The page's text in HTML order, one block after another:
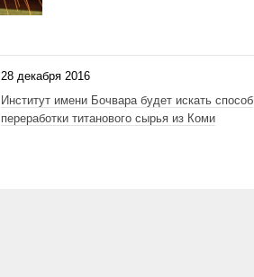
28 декабря 2016
Институт имени Бочвара будет искать способ
переработки титанового сырья из Коми